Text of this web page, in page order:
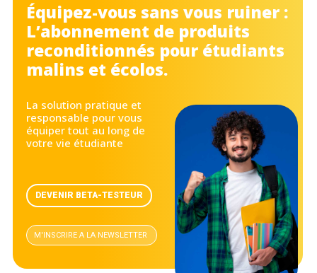
Équipez-vous sans vous ruiner :
L’abonnement de produits
reconditionnés pour étudiants
malins et écolos.
M'INSCRIRE A LA NEWSLETTER
La solution pratique et
responsable pour vous
équiper tout au long de
votre vie étudiante
DEVENIR BETA-TESTEUR